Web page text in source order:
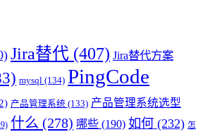
Jira替代 (407) Jira替代方案
mysql (134) PingCode
产品管理系统 (133) 产品管理系统选型
什么 (278) 哪些 (190) 如何 (232) 怎